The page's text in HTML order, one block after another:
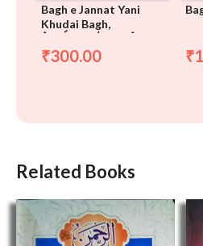
Bagh e Jannat Yani
Khudai Bagh,
₹300.00 ₹
Related Books